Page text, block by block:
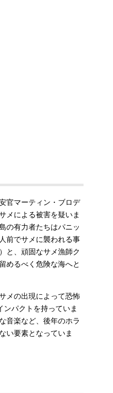
官マーティン・ブロデ
メによる被害を疑いま
の有力者たちはパニッ
前でサメに襲われる事
と、頑固なサメ漁師ク
めるべく危険な海へと
メの出現によって恐怖
ンパクトを持っていま
音楽など、後年のホラ
い要素となっていま